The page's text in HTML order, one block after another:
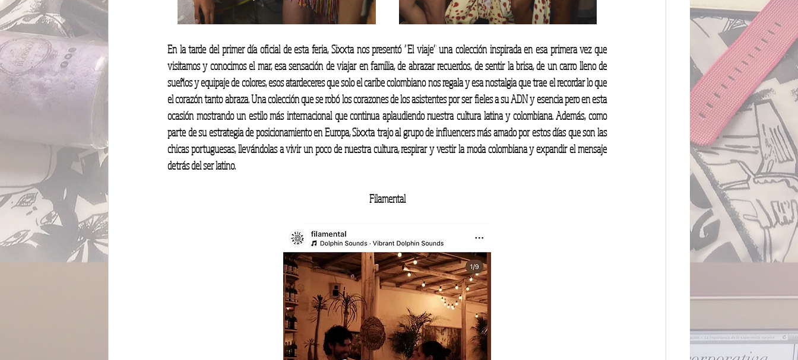
En la tarde del primer día oficial de esta feria, Sixxta nos presentó “El viaje” una colección inspirada en esa primera vez que
visitamos y conocimos el mar, esa sensación de viajar en familia, de abrazar recuerdos, de sentir la brisa, de un carro lleno de
sueños y equipaje de colores, esos atardeceres que solo el caribe colombiano nos regala y esa nostalgia que trae el recordar lo que
el corazón tanto abraza. Una colección que se robó los corazones de los asistentes por ser fieles a su ADN y esencia pero en esta
ocasión mostrando un estilo más internacional que continua aplaudiendo nuestra cultura latina y colombiana. Además, como
parte de su estrategia de posicionamiento en Europa, Sixxta trajo al grupo de influencers más amado por estos días que son las
chicas portuguesas, llevándolas a vivir un poco de nuestra cultura, respirar y vestir la moda colombiana y expandir el mensaje
detrás del ser latino.
Filamental